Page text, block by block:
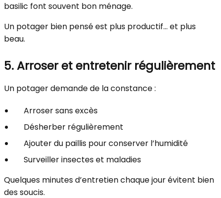
basilic font souvent bon ménage.
Un potager bien pensé est plus productif… et plus
beau.
5. Arroser et entretenir régulièrement
Un potager demande de la constance :
Arroser sans excès
Désherber régulièrement
Ajouter du paillis pour conserver l’humidité
Surveiller insectes et maladies
Quelques minutes d’entretien chaque jour évitent bien
des soucis.